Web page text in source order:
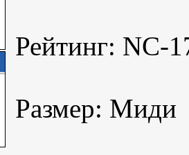
Рейтинг: NC-
Размер: Миди